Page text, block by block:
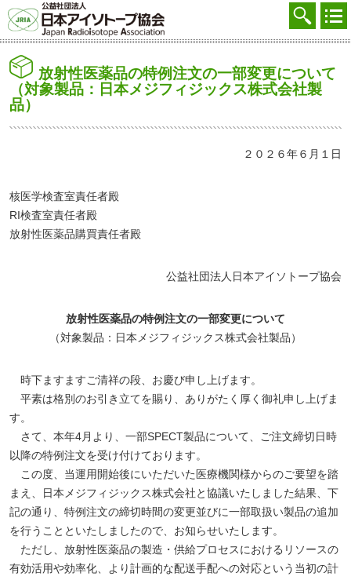
協会を知る
廃棄する
採用
お問合せ
English
放射性医薬品の特例注文の一部変更について
（対象製品：日本メジフィジックス株式会社製
品）
２０２６年６月１日
核医学検査室責任者殿
RI検査室責任者殿
放射性医薬品購買責任者殿
公益社団法人日本アイソトープ協会
放射性医薬品の特例注文の一部変更について
（対象製品：日本メジフィジックス株式会社製品）
時下ますますご清祥の段、お慶び申し上げます。
平素は格別のお引き立てを賜り、ありがたく厚く御礼申し上げま
す。
さて、本年4月より、一部SPECT製品について、ご注文締切日時
以降の特例注文を受け付けております。
この度、当運用開始後にいただいた医療機関様からのご要望を踏
まえ、日本メジフィジックス株式会社と協議いたしました結果、下
記の通り、特例注文の締切時間の変更並びに一部取扱い製品の追加
を行うことといたしましたので、お知らせいたします。
ただし、放射性医薬品の製造・供給プロセスにおけるリソースの
有効活用や効率化、より計画的な配送手配への対応という当初の計